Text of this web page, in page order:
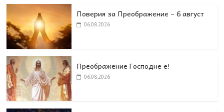
Поверия за Преображение – 6 август
06.08.2026
Преображение Господне е!
06.08.2026